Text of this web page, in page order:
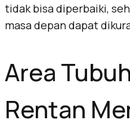
tidak bisa diperbaiki,
masa depan dapat
Area
Rentan